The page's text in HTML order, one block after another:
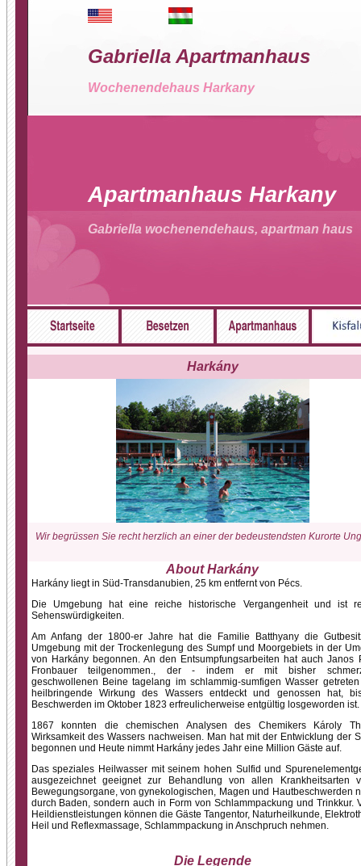
Gabriella Apartmanhaus
Wochenendehaus Harkany
Apartmanhaus Harkany
Gabriella wochenendehaus, apartman haus
Harkány
Wir begrüssen Sie recht herzlich an einer der bedeustendsten Kurorte
About Harkány
Harkány liegt in Süd-Transdanubien, 25 km entfernt von Pécs.
Die Umgebung hat eine reiche historische Vergangenheit und ist
Sehenswürdigkeiten.
Am Anfang der 1800-er Jahre hat die Familie Batthyany die
Umgebung mit der Trockenlegung des Sumpf und Moorgebiets in der
von Harkány begonnen. An den Entsumpfungsarbeiten hat auch Janos
Fronbauer teilgenommen., der - indem er mit bisher
geschwollenen Beine tagelang im schlammig-sumfigen Wasser
heilbringende Wirkung des Wassers entdeckt und genossen hat,
Beschwerden im Oktober 1823 erfreulicherweise entgültig losgeworden ist.
1867 konnten die chemischen Analysen des Chemikers Károly
Wirksamkeit des Wassers nachweisen. Man hat mit der Entwicklung der
begonnen und Heute nimmt Harkány jedes Jahr eine Million Gäste auf.
Das speziales Heilwasser mit seinem hohen Sulfid und
ausgezeichnet geeignet zur Behandlung von allen Krankheitsarten
Bewegungsorgane, von gynekologischen, Magen und Hautbeschwerden
durch Baden, sondern auch in Form von Schlammpackung und Trinkkur.
Heildienstleistungen können die Gäste Tangentor, Naturheilkunde,
Heil und Reflexmassage, Schlammpackung in Anschpruch nehmen.
Die Legende